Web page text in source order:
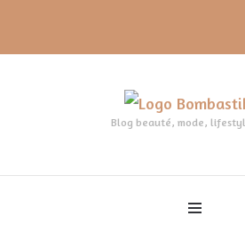
Blog beauté, mode,